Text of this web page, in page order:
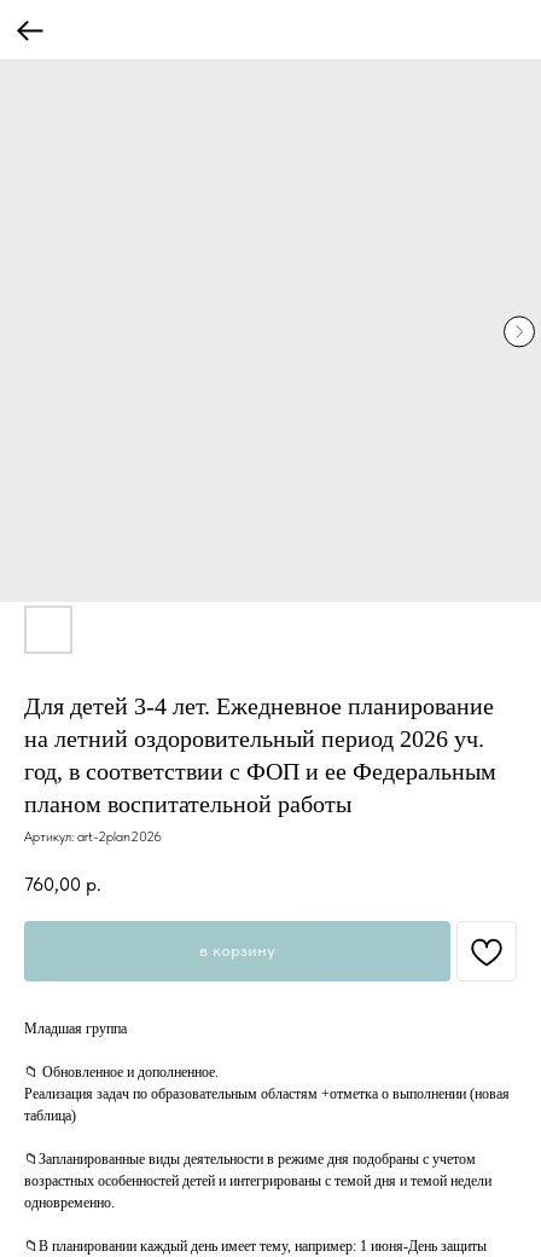
Для детей 3-4 лет. Ежедневное планирование
на летний оздоровительный период 2026 уч.
год, в соответствии с ФОП и ее Федеральным
планом воспитательной работы
Артикул: art-2plan2026
760,00 р.
в корзину
Младшая группа
📁 Обновленное и дополненное.
Реализация задач по образовательным областям +отметка о выполнении (новая
таблица)
📁Запланированные виды деятельности в режиме дня подобраны с учетом
возрастных особенностей детей и интегрированы с темой дня и темой недели
одновременно.
📁В планировании каждый день имеет тему, например: 1 июня-День защиты